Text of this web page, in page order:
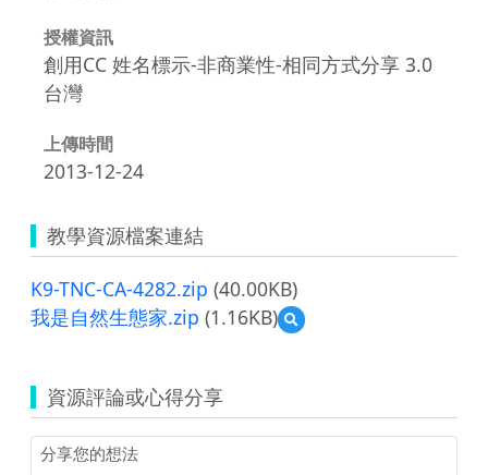
授權資訊
創用CC 姓名標示-非商業性-相同方式分享 3.0
台灣
上傳時間
2013-12-24
教學資源檔案連結
K9-TNC-CA-4282.zip (40.00KB)
我是自然生態家.zip (1.16KB)
預
覽
然
生
資源評論或心得分享